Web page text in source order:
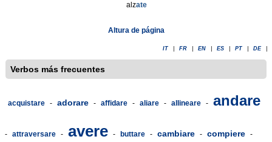
alzate
Altura de página
IT FR EN ES PT DE
Verbos más frecuentes
acquistare - adorare - affidare - aliare - allineare - andare
- attraversare - avere - buttare - cambiare - compiere -